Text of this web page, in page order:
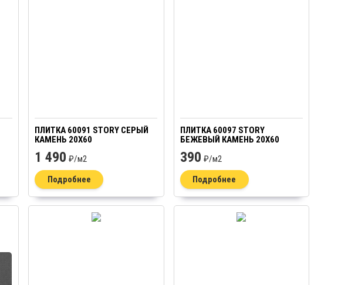
ПЛИТКА 60091 STORY СЕРЫЙ
КАМЕНЬ 20Х60
1 490 ₽/м2
Подробнее
ПЛИТКА 60097 STORY
БЕЖЕВЫЙ КАМЕНЬ 20Х60
390 ₽/м2
Подробнее